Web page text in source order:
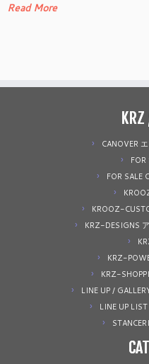
Read More
CANOVER
FOR
FOR SALE
KROOZ-
KRZ-DESIGNS
KRZ-
KRZ-
LINE UP /
LINE UP